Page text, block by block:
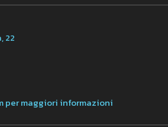
22
per maggiori informazioni